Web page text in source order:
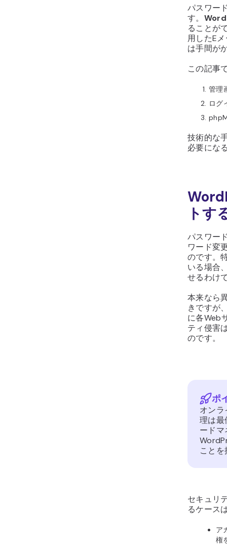
パスワー
す。
ることが
用したE
は手間が
この記事
管理
ログ
技術的な
必要にな
トす
パスワー
ワード変
のです。
いる場合
せるわけ
本来なら
きですが
に各Web
ティ侵害
のです。
ポ
オン
理は最
ード
こと
セキュリ
るケース
ア
権